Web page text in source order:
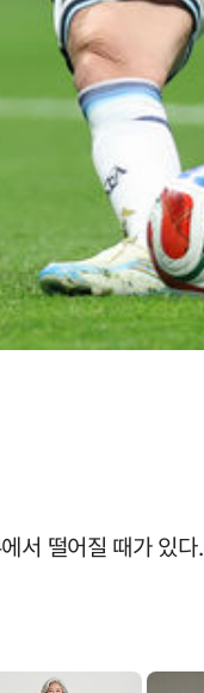
서 떨어질 때가 있다.